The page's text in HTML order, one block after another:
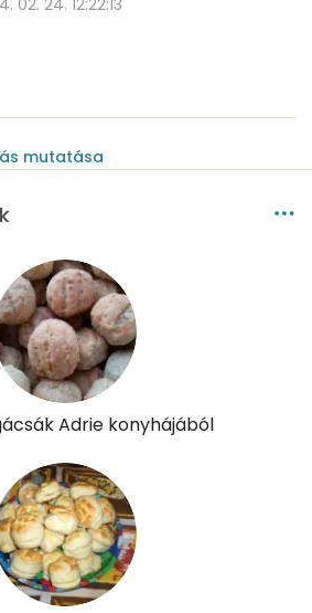
mutatása
Adrie konyhájából